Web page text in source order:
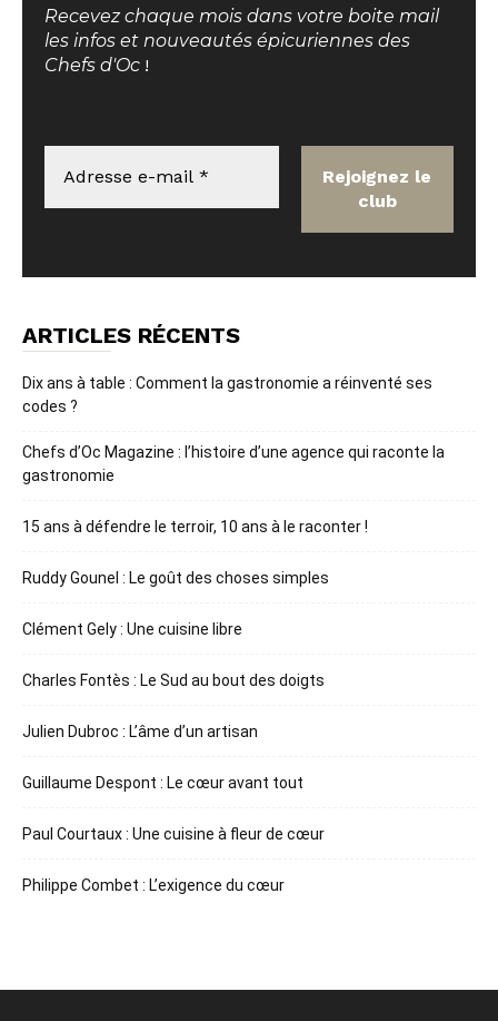
Recevez chaque mois dans votre boite mail
les infos et nouveautés épicuriennes des
Chefs d'Oc !
ARTICLES RÉCENTS
Dix ans à table : Comment la gastronomie a réinventé ses
codes ?
Chefs d’Oc Magazine : l’histoire d’une agence qui raconte la
gastronomie
15 ans à défendre le terroir, 10 ans à le raconter !
Ruddy Gounel : Le goût des choses simples
Clément Gely : Une cuisine libre
Charles Fontès : Le Sud au bout des doigts
Julien Dubroc : L’âme d’un artisan
Guillaume Despont : Le cœur avant tout
Paul Courtaux : Une cuisine à fleur de cœur
Philippe Combet : L’exigence du cœur